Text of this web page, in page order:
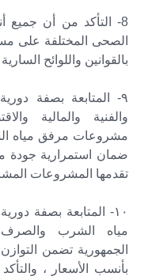
8- التأكد من أن
الصحى المختلفة على
بالقوانين واللوائح
٩- المتابعة بصفة
والفنية والمالية
مشروعات مرفق مياه
ضمان استمرارية جودة
تقدمها المشروعات
١٠- المتابعة بصفة
مياه الشرب
الجمهورية تضمن
بأنسب الأسعار ،